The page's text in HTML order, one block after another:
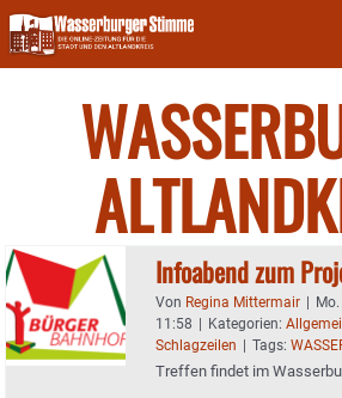
Skip
to
content
Infoabend zum
Von Regina Mittermair |
11:58 | Kategorien:
Schlagzeilen | Tags:
Treffen findet im